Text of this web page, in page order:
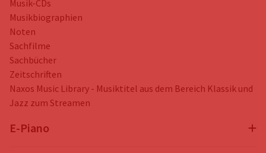
Musik-CDs
Musikbiographien
Noten
Sachfilme
Sachbücher
Zeitschriften
Naxos Music Library - Musiktitel aus dem Bereich Klassik und
Jazz zum Streamen
E-Piano